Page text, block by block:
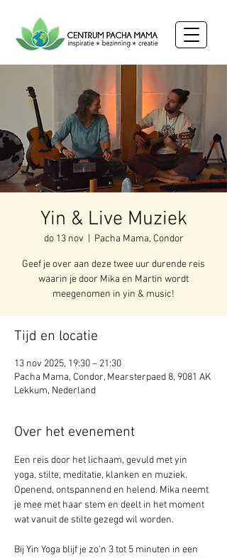
Yin & Live Muziek
do 13 nov Pacha Mama, Condor
Geef je over aan deze twee uur durende reis
waarin je door Mika en Martin wordt
meegenomen in yin & music!
Tijd en locatie
13 nov 2025, 19:30 – 21:30
Pacha Mama, Condor, Mearsterpaed 8, 9081 AK
Lekkum, Nederland
Over het evenement
Een reis door het lichaam, gevuld met yin
yoga, stilte, meditatie, klanken en muziek.
Openend, ontspannend en helend. Mika neemt
je mee met haar stem en deelt in het moment
wat vanuit de stilte gezegd wil worden.
Bij Yin Yoga blijf je zo'n 3 tot 5 minuten in een